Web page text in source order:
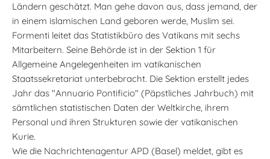
Ländern geschätzt. Man gehe davon aus, dass jemand, der
in einem islamischen Land geboren werde, Muslim sei.
Formenti leitet das Statistikbüro des Vatikans mit sechs
Mitarbeitern. Seine Behörde ist in der Sektion 1 für
Allgemeine Angelegenheiten im vatikanischen
Staatssekretariat unterbebracht. Die Sektion erstellt jedes
Jahr das "Annuario Pontificio" (Päpstliches Jahrbuch) mit
sämtlichen statistischen Daten der Weltkirche, ihrem
Personal und ihren Strukturen sowie der vatikanischen
Kurie.
Wie die Nachrichtenagentur APD (Basel) meldet, gibt es